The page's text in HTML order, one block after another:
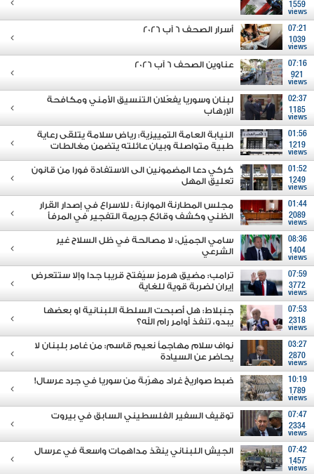
1559
views
07:21
1039
views
أسرار الصحف 6 آب 2026
07:16
921
views
عناوين الصحف 6 آب 2026
02:37
1185
views
لبنان وسوريا يفعّلان التنسيق الأمني ومكافحة
الإرهاب
01:56
1219
views
النيابة العامة التمييزية: رياض سلامة يتلقى رعاية
طبية متواصلة وبيان عائلته يتضمن مغالطات
01:52
1249
views
كركي دعا المضمونين الى الاستفادة فورا من قانون
تعليق المهل
01:44
2089
views
مجلس المطارنة الموارنة : للاسراع في إصدار القرار
الظني وكشف وقائع جريمة التفجير في المرفأ
08:36
1404
views
سامي الجميّل: لا مصالحة في ظل السلاح غير
الشرعي
07:59
3772
views
ترامب: مضيق هرمز سيُفتح قريبا جدا وإلا ستتعرض
إيران لضربة قوية للغاية
07:53
2318
views
جنبلاط: هل أصبحت السلطة اللبنانية او بعضها
يبدو، تنفذ أوامر رام الله؟
03:27
2870
views
نواف سلام مهاجماً نعيم قاسم: من غامر بلبنان لا
يحاضر عن السيادة
10:19
1789
views
ضبط صواريخ غراد مهرّبة من سوريا في جرد عرسال!
07:47
2334
views
توقيف السفير الفلسطيني السابق في بيروت
07:42
1457
views
الجيش اللبناني ينفّذ مداهمات واسعة في عرسال